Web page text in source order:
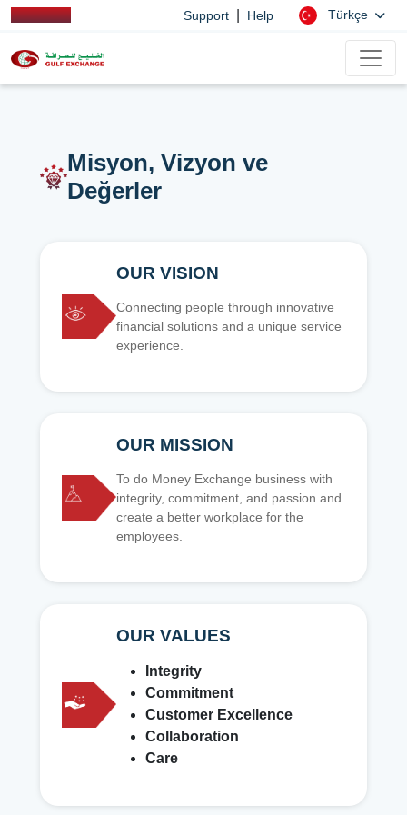
Support Help Türkçe
Misyon, Vizyon ve
Değerler
OUR VISION
Connecting people through innovative
financial solutions and a unique service
experience.
OUR MISSION
To do Money Exchange business with
integrity, commitment, and passion and
create a better workplace for the
employees.
OUR VALUES
Integrity
Commitment
Customer Excellence
Collaboration
Care